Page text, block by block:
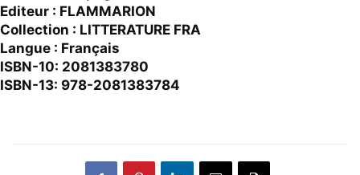
Editeur : FLAMMARION
Collection : LITTERATURE FRA
Langue : Français
ISBN-10: 2081383780
ISBN-13: 978-2081383784